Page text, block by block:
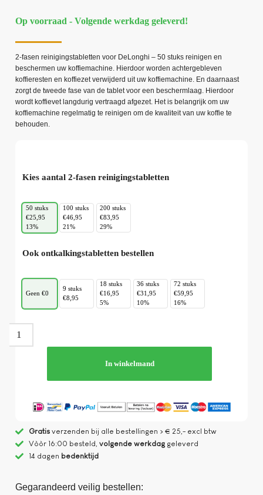
Op voorraad - Volgende werkdag geleverd!
2-fasen reinigingstabletten voor DeLonghi – 50 stuks reinigen en
beschermen uw koffiemachine. Hierdoor worden achtergebleven
koffieresten en koffiezet verwijderd uit uw koffiemachine. En daarnaast
zorgt de tweede fase van de tablet voor een beschermlaag. Hierdoor
wordt koffievet langdurig vertraagd afgezet. Het is belangrijk om uw
koffiemachine regelmatig te reinigen om de kwaliteit van uw koffie te
behouden.
Kies aantal 2-fasen reinigingstabletten
50 stuks
€25,95
13%
100 stuks
€46,95
21%
200 stuks
€83,95
29%
Ook ontkalkingstabletten bestellen
Geen €0
9 stuks
€8,95
18 stuks
€16,95
5%
36 stuks
€31,95
10%
72 stuks
€59,95
16%
In winkelmand
Gratisverzenden bij alle bestellingen > € 25,- excl btw
Vòòr 16:00 besteld, volgende werkdaggeleverd
14 dagen bedenktijd
Gegarandeerd veilig bestellen: